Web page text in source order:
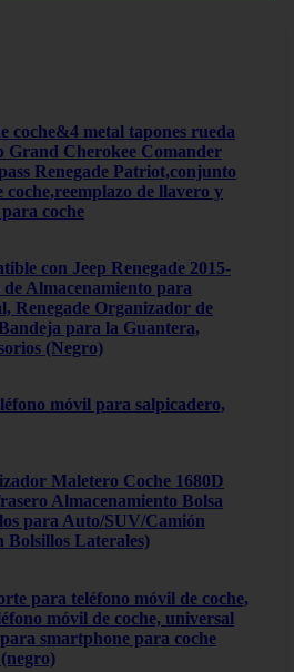
coche&4 metal tapones rueda
Grand Cherokee Comander
Renegade Patriot,conjunto
coche,reemplazo de llavero y
coche
con Jeep Renegade 2015-
de Almacenamiento para
Renegade Organizador de
para la Guantera,
(Negro)
móvil para salpicadero,
Maletero Coche 1680D
Almacenamiento Bolsa
para Auto/SUV/Camión
Bolsillos Laterales)
para teléfono móvil de coche,
móvil de coche, universal
smartphone para coche